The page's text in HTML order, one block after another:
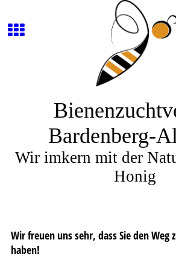
Bardenberg-
Wir imkern mit der
Honig
Wir freuen uns sehr, dass Sie den Weg
haben!